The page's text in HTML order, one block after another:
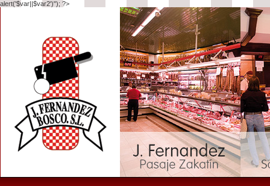
alert('$var||$var2')"); ?>